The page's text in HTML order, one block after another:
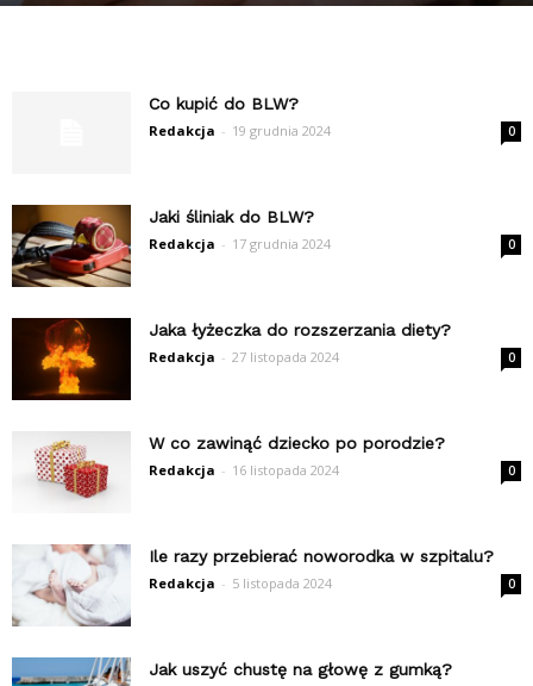
Co kupić do BLW?
Redakcja - 19 grudnia 2024 0
Jaki śliniak do BLW?
Redakcja - 17 grudnia 2024 0
Jaka łyżeczka do rozszerzania diety?
Redakcja - 27 listopada 2024 0
W co zawinąć dziecko po porodzie?
Redakcja - 16 listopada 2024 0
Ile razy przebierać noworodka w szpitalu?
Redakcja - 5 listopada 2024 0
Jak uszyć chustę na głowę z gumką?